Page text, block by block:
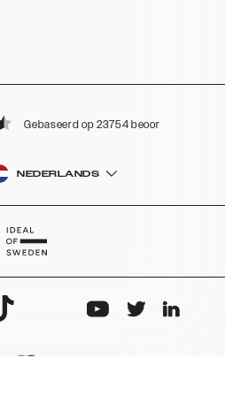
Gebaseerd op 23754 beoordelingen
NEDERLANDS